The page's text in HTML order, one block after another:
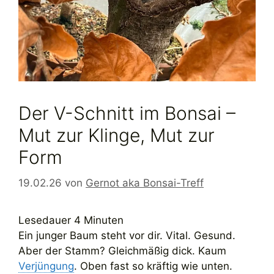
Der V-Schnitt im Bonsai –
Mut zur Klinge, Mut zur
Form
19.02.26 von Gernot aka Bonsai-Treff
Lesedauer 4 Minuten
Ein junger Baum steht vor dir. Vital. Gesund.
Aber der Stamm? Gleichmäßig dick. Kaum
Verjüngung. Oben fast so kräftig wie unten.